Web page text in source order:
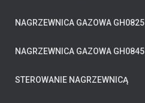
NAGRZEWNICA GAZOWA GH0825
NAGRZEWNICA GAZOWA GH0845
STEROWANIE NAGRZEWNICĄ